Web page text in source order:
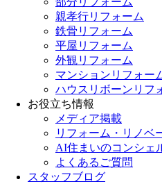
親孝行リフォーム
鉄骨リフォーム
平屋リフォーム
外観リフォーム
マンションリフォー
ハウスリボーンリフ
お役立ち情報
メディア掲載
リフォーム・リノベ
AI住まいのコンシェ
よくあるご質問
スタッフブログ